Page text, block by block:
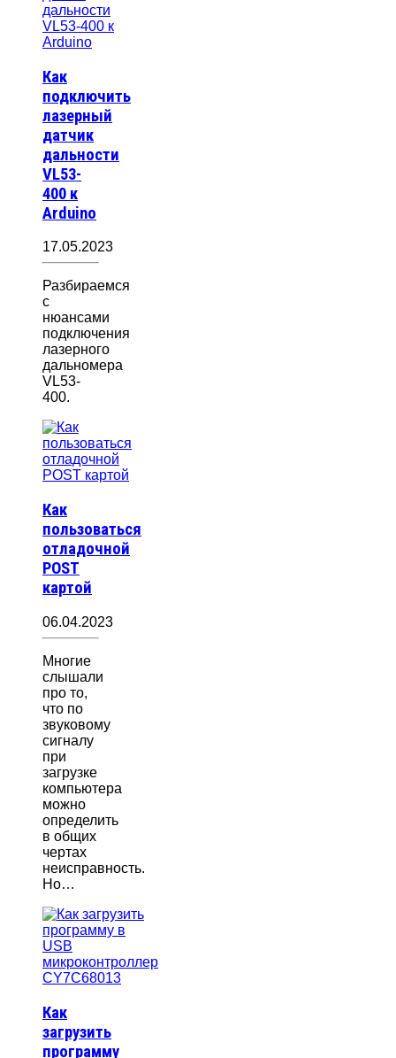
Как
подключить
лазерный
датчик
дальности
VL53-
400 к
Arduino
17.05.2023
Разбираемся
с
нюансами
подключения
лазерного
дальномера
VL53-
400.
Как
пользоваться
отладочной
POST
картой
06.04.2023
Многие
слышали
про то,
что по
звуковому
сигналу
при
загрузке
компьютера
можно
определить
в общих
чертах
неисправность.
Но…
Как
загрузить
программу